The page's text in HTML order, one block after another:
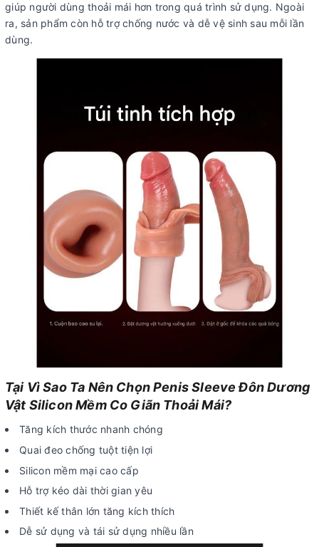
giúp người dùng thoải mái hơn trong quá trình sử dụng. Ngoài
ra, sản phẩm còn hỗ trợ chống nước và dễ vệ sinh sau mỗi lần
dùng.
Tại Vì Sao Ta Nên Chọn Penis Sleeve Đôn Dương
Vật Silicon Mềm Co Giãn Thoải Mái?
Tăng kích thước nhanh chóng
Quai đeo chống tuột tiện lợi
Silicon mềm mại cao cấp
Hỗ trợ kéo dài thời gian yêu
Thiết kế thân lớn tăng kích thích
Dễ sử dụng và tái sử dụng nhiều lần